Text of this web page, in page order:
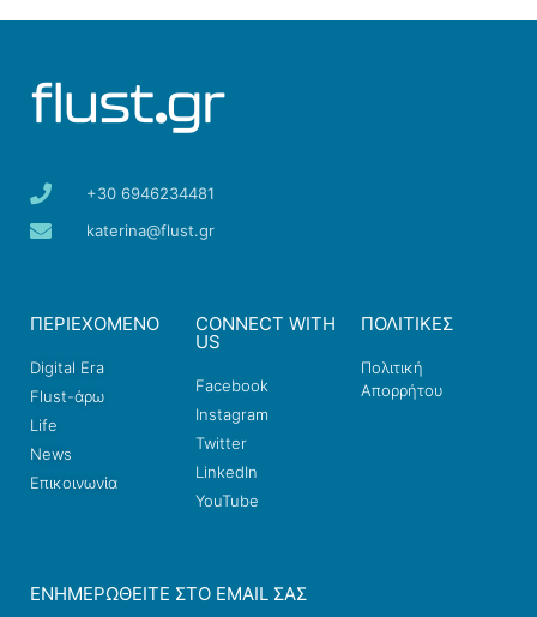
+30 6946234481
katerina@flust.gr
ΠΕΡΙΕΧΟΜΕΝΟ
Digital Era
Flust-άρω
Life
News
Επικοινωνία
CONNECT WITH
US
Facebook
Instagram
Twitter
LinkedIn
YouTube
ΠΟΛΙΤΙΚΕΣ
Πολιτική
Απορρήτου
ΕΝΗΜΕΡΩΘΕΊΤΕ ΣΤΟ EMAIL ΣΑΣ